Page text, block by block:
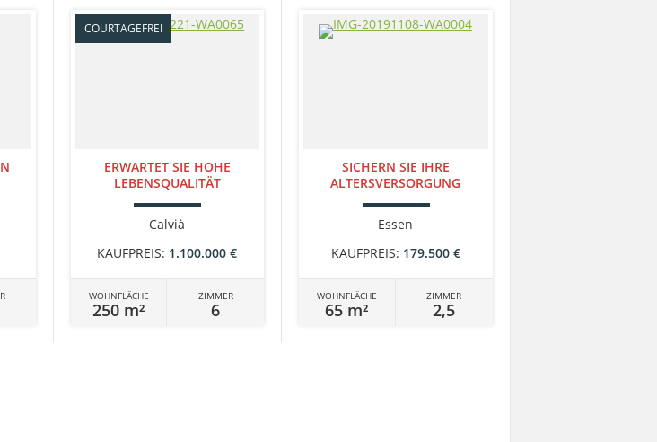
COURTAGEFREI
ERWARTET SIE HOHE
LEBENSQUALITÄT
Calvià
KAUFPREIS: 1.100.000 €
WOHNFLÄCHE
250 m²
ZIMMER
6
SICHERN SIE IHRE
ALTERSVERSORGUNG
Essen
KAUFPREIS: 179.500 €
WOHNFLÄCHE
65 m²
ZIMMER
2,5